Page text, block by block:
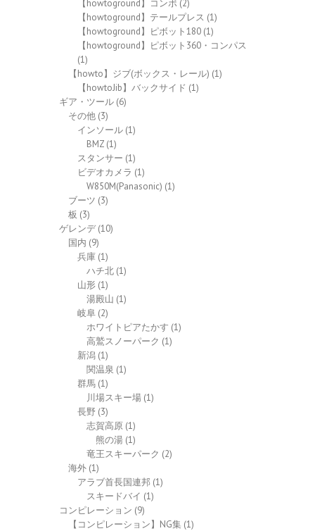
【howtoground】コンボ (2)
【howtoground】テールプレス (1)
【howtoground】ピボット180 (1)
【howtoground】ピボット360・コンパス
(1)
【howto】ジブ(ボックス・レール) (1)
【howtoJib】バックサイド (1)
ギア・ツール (6)
その他 (3)
インソール (1)
BMZ (1)
スタンサー (1)
ビデオカメラ (1)
W850M(Panasonic) (1)
ブーツ (3)
板 (3)
ゲレンデ(10)
国内 (9)
兵庫 (1)
ハチ北 (1)
山形 (1)
湯殿山 (1)
岐阜 (2)
ホワイトピアたかす (1)
高鷲スノーパーク (1)
新潟 (1)
関温泉 (1)
群馬 (1)
川場スキー場 (1)
長野 (3)
志賀高原 (1)
熊の湯 (1)
竜王スキーパーク (2)
海外 (1)
アラブ首長国連邦 (1)
スキードバイ (1)
コンピレーション (9)
【コンピレーション】NG集 (1)